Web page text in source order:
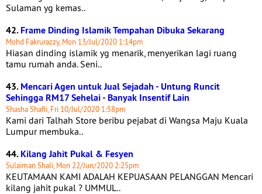
Sulaman yg kemas..
42.Frame Dinding Islamik Tempahan Dibuka Sekarang
Mohd Fakrurazzy, Mon 13/Jul/2020 1:14pm
Hiasan dinding islamik yg menarik, menyerikan lagi ruang
tamu rumah anda. Seni..
43.Mencari Agen untuk Jual Sejadah - Untung Runcit
Sehingga RM17 Sehelai - Banyak Insentif Lain
Shasha Shafii, Fri 10/Jul/2020 1:58pm
Kami dari Talhah Store beribu pejabat di Wangsa Maju Kuala
Lumpur membuka..
44.Kilang Jahit Pukal & Fesyen
Sulaiman Shali, Mon 22/Jun/2020 2:25pm
KEUTAMAAN KAMI ADALAH KEPUASAAN PELANGGAN Mencari
kilang jahit pukal ? UMMUL..